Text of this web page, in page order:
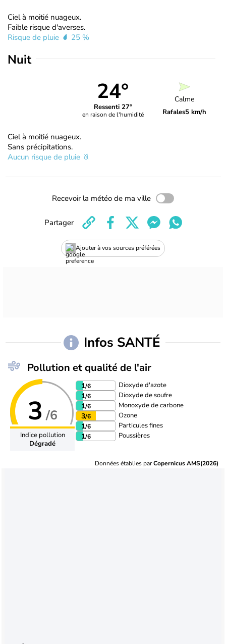
Ciel à moitié nuageux.
Faible risque d'averses.
Risque de pluie
25 %
Nuit
24°
Ressenti 27°
en raison de l'humidité
Calme
Rafales5 km/h
Ciel à moitié nuageux.
Sans précipitations.
Aucun risque de pluie
Recevoir la météo de ma ville
Ajouter à vos sources préférées
Partager
Infos SANTÉ
Pollution et qualité de l'air
3 /6
Indice pollution
Dégradé
1/6 Dioxyde d'azote
1/6 Dioxyde de soufre
1/6 Monoxyde de carbone
3/6 Ozone
1/6 Particules fines
1/6 Poussières
Données établies parCopernicus AMS(2026)